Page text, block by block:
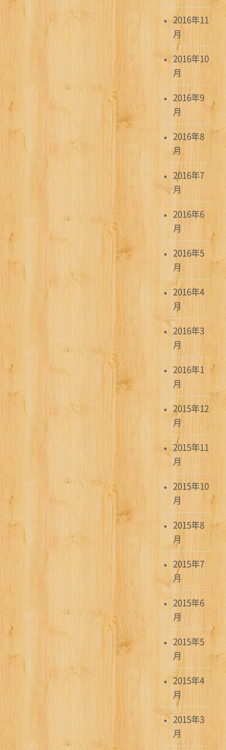
2016年11
月
2016年10
月
2016年9
月
2016年8
月
2016年7
月
2016年6
月
2016年5
月
2016年4
月
2016年3
月
2016年1
月
2015年12
月
2015年11
月
2015年10
月
2015年8
月
2015年7
月
2015年6
月
2015年5
月
2015年4
月
2015年3
月